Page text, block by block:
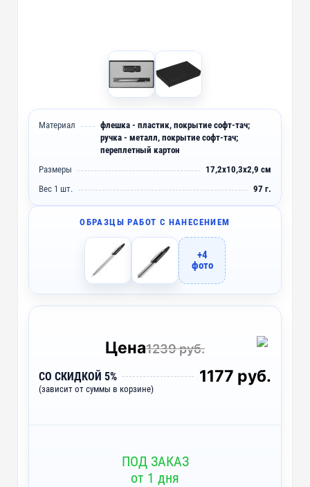
Материал
флешка - пластик, покрытие софт-тач;
ручка - металл, покрытие софт-тач;
переплетный картон
Размеры
17,2х10,3х2,9 см
Вес 1 шт.
97 г.
ОБРАЗЦЫ РАБОТ С НАНЕСЕНИЕМ
+4
фото
Цена1239 руб.
СО СКИДКОЙ 5%
(зависит от суммы в корзине)
1177 руб.
ПОД ЗАКАЗ
от 1 дня